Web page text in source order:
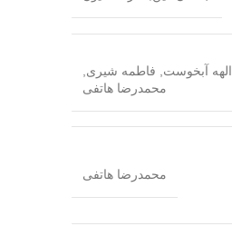
اﻟﻬﻪ آﺑﺨﻮﺳﺖ, ﻓﺎﻃﻤﻪ ﺷﯿﺮی,
ﻣﺤﻤﺪرﺿﺎ ﻫﺎﺗﻔﯽ
ﻣﺤﻤﺪرﺿﺎ ﻫﺎﺗﻔﯽ